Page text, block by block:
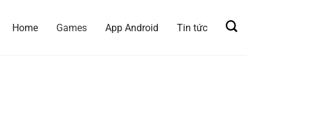
Home Games App Android Tin tức